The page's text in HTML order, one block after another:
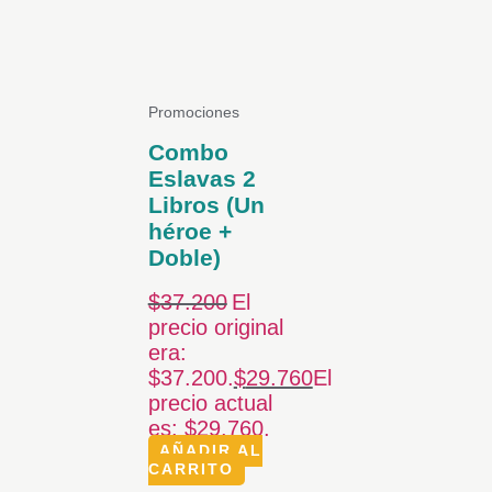
Promociones
Combo
Eslavas 2
Libros (Un
héroe +
Doble)
$37.200 El
precio original
era:
$37.200.$29.760El
precio actual
es: $29.760.
AÑADIR AL
CARRITO